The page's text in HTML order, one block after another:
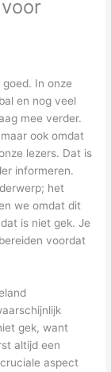
In onze
en nog veel
mee verder.
ook omdat
lezers. Dat is
informeren.
het
we omdat dit
is niet gek. Je
voordat
gek, want
altijd een
aspect